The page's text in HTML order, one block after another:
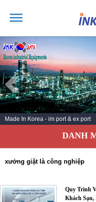
TRANG CHỦ
GIỚI THIỆU
SẢN PHẨM
DỊCH VỤ
TIN TỨC
KHÁCH HÀNG
Made In Korea - im port & ex port
DANH
xưởng giặt là công nghiệp
Quy Trình
Khách Sạn,